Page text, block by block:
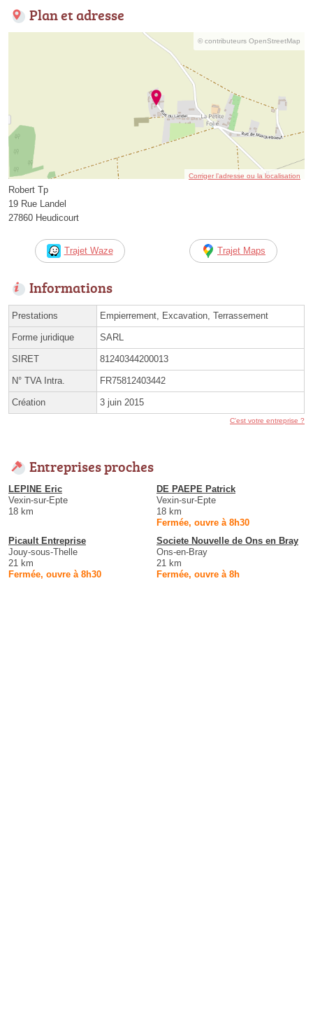
Plan et adresse
© contributeurs OpenStreetMap
Corriger l’adresse ou la localisation
Robert Tp
19 Rue Landel
27860 Heudicourt
Trajet Waze Trajet Maps
Informations
Prestations Empierrement, Excavation, Terrassement
Forme juridique SARL
SIRET 81240344200013
N° TVA Intra. FR75812403442
Création 3 juin 2015
C'est votre entreprise ?
Entreprises proches
LEPINE Eric
Vexin-sur-Epte
18 km
DE PAEPE Patrick
Vexin-sur-Epte
18 km
Fermée, ouvre à 8h30
Picault Entreprise
Jouy-sous-Thelle
21 km
Fermée, ouvre à 8h30
Societe Nouvelle de Ons en Bray
Ons-en-Bray
21 km
Fermée, ouvre à 8h